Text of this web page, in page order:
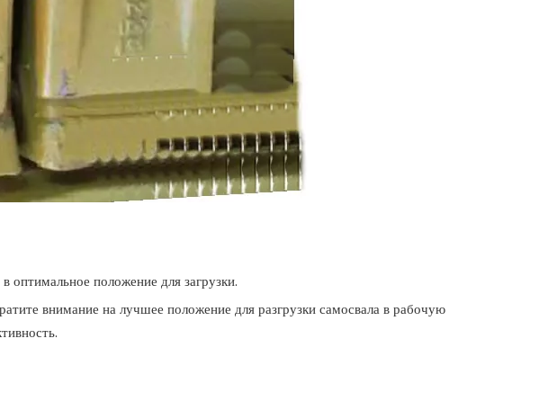
оптимальное положение для загрузки.
внимание на лучшее положение для разгрузки самосвала в рабочую